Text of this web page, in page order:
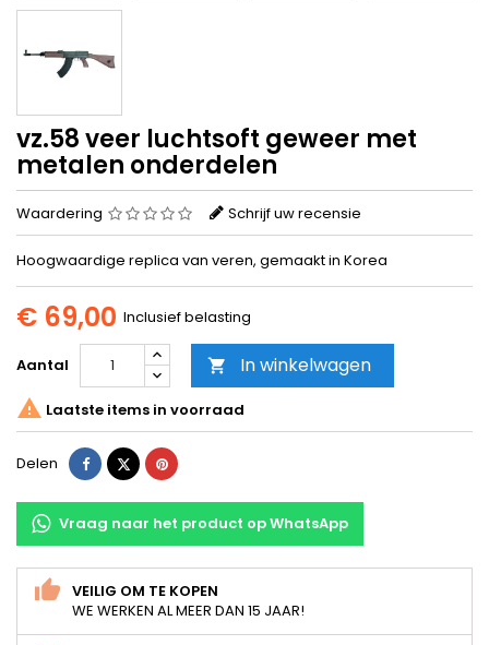
vz.58 veer luchtsoft geweer met
metalen onderdelen
Waardering Schrijf uw recensie
Hoogwaardige replica van veren, gemaakt in Korea
€ 69,00 Inclusief belasting
Aantal  In winkelwagen
 Laatste items in voorraad
Delen DelenTweetPinterest
Vraag naar het product op WhatsApp
VEILIG OM TE KOPEN
WE WERKEN AL MEER DAN 15 JAAR!